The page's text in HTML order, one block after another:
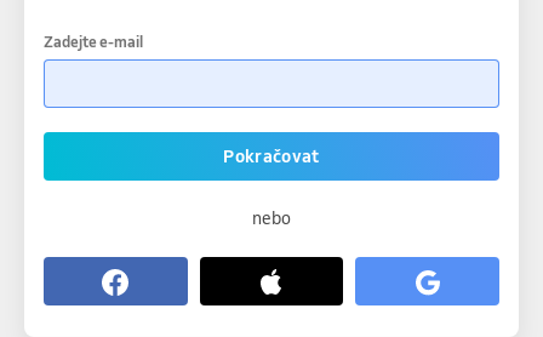
Zadejte e-mail
Pokračovat
nebo